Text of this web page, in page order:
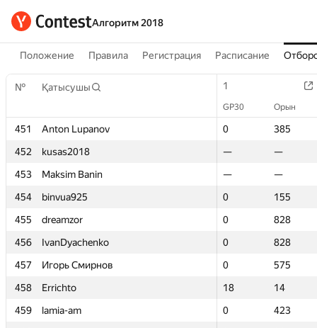
Алгоритм 2018
Положение Правила Регистрация Расписание
№ Қатысушы 1
GP30 Орын
451 Anton Lupanov 0
385
452
kusas2018 —
—
453
Maksim Banin —
—
454
binvua925 0
155
455
dreamzor 0
828
456
IvanDyachenko 0
828
457
Игорь Смирнов 0
575
458
Errichto 18
14
459
lamia-am 0
423
№ Қатысушы 1
GP30 Орын
451 Anton Lupanov 0
385
452
kusas2018 —
—
453
Maksim Banin —
—
454
binvua925 0
155
455
dreamzor 0
828
456
IvanDyachenko 0
828
457
Игорь Смирнов 0
575
458
Errichto 18
14
459
lamia-am 0
423